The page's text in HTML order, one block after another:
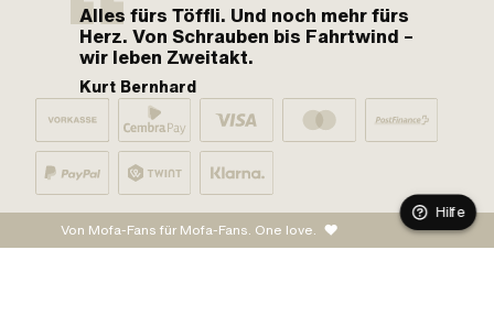
Alles fürs Töffli. Und noch mehr fürs
Herz. Von Schrauben bis Fahrtwind –
wir leben Zweitakt.
Kurt Bernhard
Von Mofa-Fans für Mofa-Fans. One love.
Hilfe